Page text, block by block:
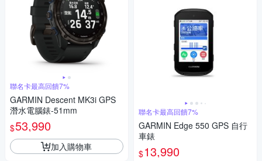
聯名卡最高回饋7%
GARMIN Descent MK3i GPS
潛水電腦錶-51mm
$53,990
加入購物車
聯名卡最高回饋7%
GARMIN Edge 550 GPS 自行
車錶
$13,990